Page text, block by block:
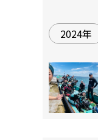
2024年